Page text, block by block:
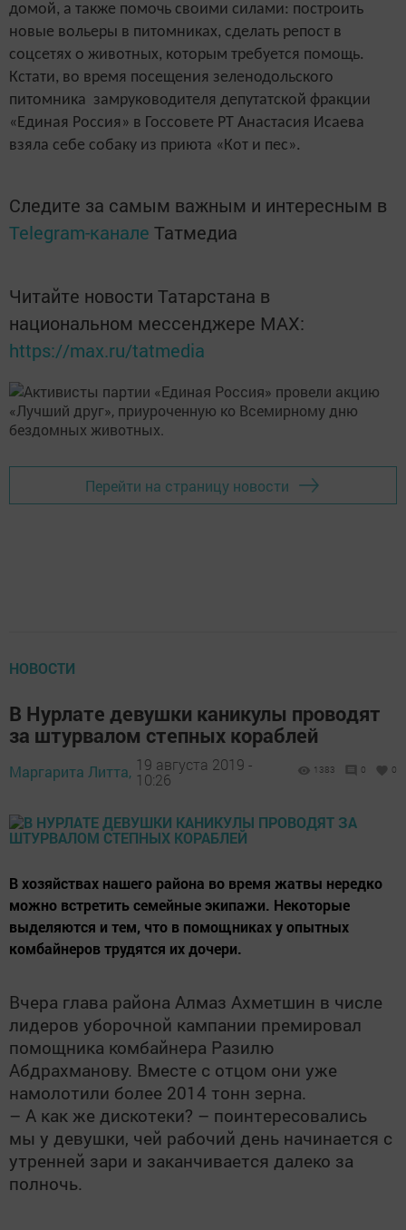
домой, а также помочь своими силами: построить
новые вольеры в питомниках, сделать репост в
соцсетях о животных, которым требуется помощь.
Кстати, во время посещения зеленодольского
питомника замруководителя депутатской фракции
«Единая Россия» в Госсовете РТ Анастасия Исаева
взяла себе собаку из приюта «Кот и пес».
Следите за самым важным и интересным в
Telegram-канале Татмедиа
Читайте новости Татарстана в
национальном мессенджере MАХ:
https://max.ru/tatmedia
Перейти на страницу новости
НОВОСТИ
В Нурлате девушки каникулы проводят
за штурвалом степных кораблей
Маргарита Литта, 19 августа 2019 -
10:26
1383 0 0
В хозяйствах нашего района во время жатвы нередко
можно встретить семейные экипажи. Некоторые
выделяются и тем, что в помощниках у опытных
комбайнеров трудятся их дочери.
Вчера глава района Алмаз Ахметшин в числе
лидеров уборочной кампании премировал
помощника комбайнера Разилю
Абдрахманову. Вместе с отцом они уже
намолотили более 2014 тонн зерна.
– А как же дискотеки? – поинтересовались
мы у девушки, чей рабочий день начинается с
утренней зари и заканчивается далеко за
полночь.